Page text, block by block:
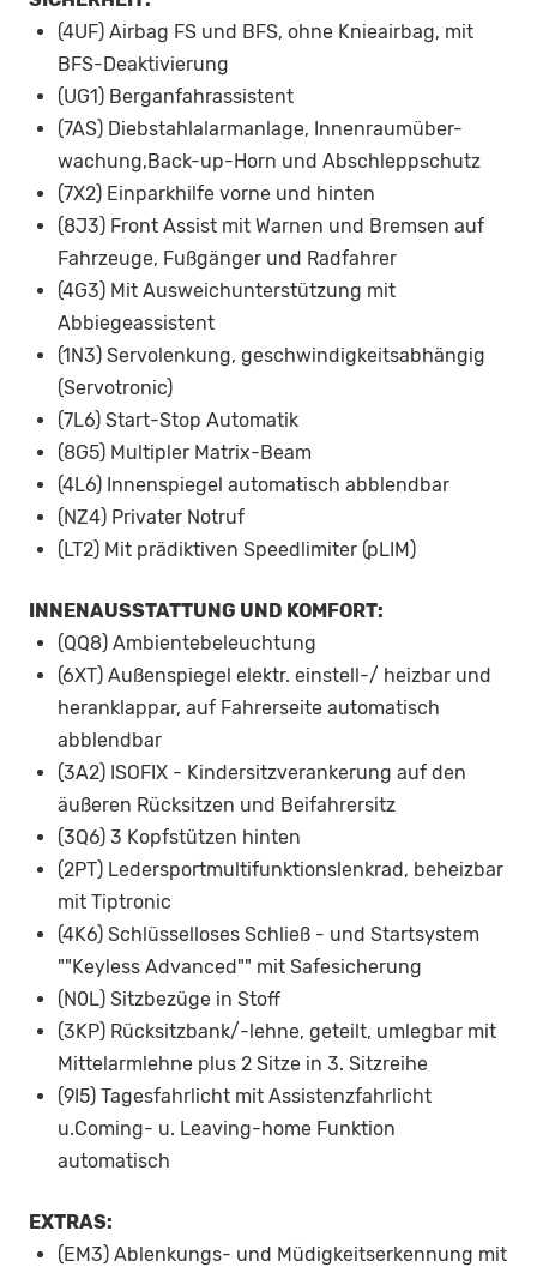
(4UF) Airbag FS und BFS, ohne Knieairbag, mit
BFS-Deaktivierung
(UG1) Berganfahrassistent
(7AS) Diebstahlalarmanlage, Innenraumüber-
wachung,Back-up-Horn und Abschleppschutz
(7X2) Einparkhilfe vorne und hinten
(8J3) Front Assist mit Warnen und Bremsen auf
Fahrzeuge, Fußgänger und Radfahrer
(4G3) Mit Ausweichunterstützung mit
Abbiegeassistent
(1N3) Servolenkung, geschwindigkeitsabhängig
(Servotronic)
(7L6) Start-Stop Automatik
(8G5) Multipler Matrix-Beam
(4L6) Innenspiegel automatisch abblendbar
(NZ4) Privater Notruf
(LT2) Mit prädiktiven Speedlimiter (pLIM)
INNENAUSSTATTUNG UND KOMFORT:
(QQ8) Ambientebeleuchtung
(6XT) Außenspiegel elektr. einstell-/ heizbar und
heranklappar, auf Fahrerseite automatisch
abblendbar
(3A2) ISOFIX - Kindersitzverankerung auf den
äußeren Rücksitzen und Beifahrersitz
(3Q6) 3 Kopfstützen hinten
(2PT) Ledersportmultifunktionslenkrad, beheizbar
mit Tiptronic
(4K6) Schlüsselloses Schließ - und Startsystem
""Keyless Advanced"" mit Safesicherung
(N0L) Sitzbezüge in Stoff
(3KP) Rücksitzbank/-lehne, geteilt, umlegbar mit
Mittelarmlehne plus 2 Sitze in 3. Sitzreihe
(9I5) Tagesfahrlicht mit Assistenzfahrlicht
u.Coming- u. Leaving-home Funktion
automatisch
EXTRAS:
(EM3) Ablenkungs- und Müdigkeitserkennung mit